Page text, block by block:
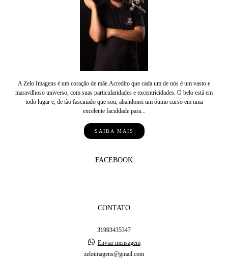
A Zelo Imagens é um coração de mãe.Acredito que cada um de nós é um vasto e
maravilhoso universo, com suas particularidades e excentricidades. O belo está em
todo lugar e, de tão fascinado que sou, abandonei um ótimo curso em uma
excelente faculdade para...
SAIBA MAIS
FACEBOOK
CONTATO
31993435347
Enviar mensagem
zeloimagens@gmail.com